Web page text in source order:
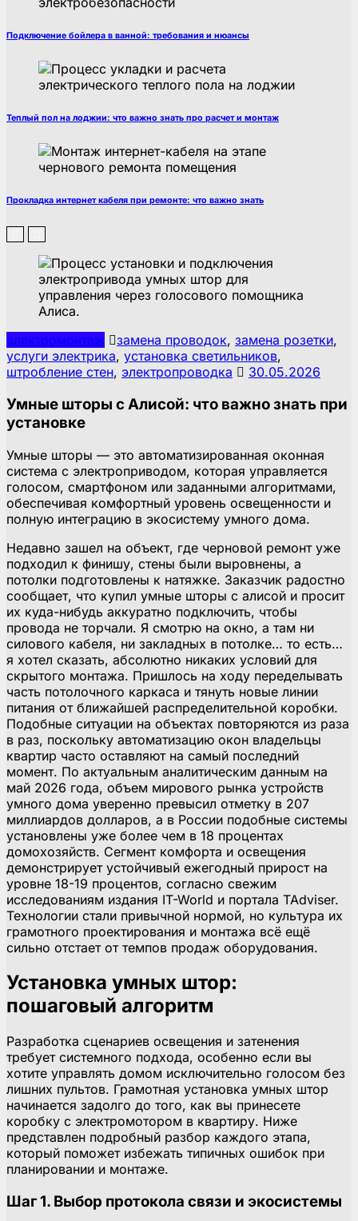
Подключение бойлера в ванной: требования и нюансы
Теплый пол на лоджии: что важно знать про расчет и монтаж
Прокладка интернет кабеля при ремонте: что важно знать
электромонтаж замена проводок, замена розетки,
услуги электрика, установка светильников,
штробление стен, электропроводка 30.05.2026
Умные шторы с Алисой: что важно знать при
установке
Умные шторы — это автоматизированная оконная
система с электроприводом, которая управляется
голосом, смартфоном или заданными алгоритмами,
обеспечивая комфортный уровень освещенности и
полную интеграцию в экосистему умного дома.
Недавно зашел на объект, где черновой ремонт уже
подходил к финишу, стены были выровнены, а
потолки подготовлены к натяжке. Заказчик радостно
сообщает, что купил умные шторы с алисой и просит
их куда-нибудь аккуратно подключить, чтобы
провода не торчали. Я смотрю на окно, а там ни
силового кабеля, ни закладных в потолке… то есть…
я хотел сказать, абсолютно никаких условий для
скрытого монтажа. Пришлось на ходу переделывать
часть потолочного каркаса и тянуть новые линии
питания от ближайшей распределительной коробки.
Подобные ситуации на объектах повторяются из раза
в раз, поскольку автоматизацию окон владельцы
квартир часто оставляют на самый последний
момент. По актуальным аналитическим данным на
май 2026 года, объем мирового рынка устройств
умного дома уверенно превысил отметку в 207
миллиардов долларов, а в России подобные системы
установлены уже более чем в 18 процентах
домохозяйств. Сегмент комфорта и освещения
демонстрирует устойчивый ежегодный прирост на
уровне 18-19 процентов, согласно свежим
исследованиям издания IT-World и портала TAdviser.
Технологии стали привычной нормой, но культура их
грамотного проектирования и монтажа всё ещё
сильно отстает от темпов продаж оборудования.
Установка умных штор:
пошаговый алгоритм
Разработка сценариев освещения и затенения
требует системного подхода, особенно если вы
хотите управлять домом исключительно голосом без
лишних пультов. Грамотная установка умных штор
начинается задолго до того, как вы принесете
коробку с электромотором в квартиру. Ниже
представлен подробный разбор каждого этапа,
который поможет избежать типичных ошибок при
планировании и монтаже.
Шаг 1. Выбор протокола связи и экосистемы